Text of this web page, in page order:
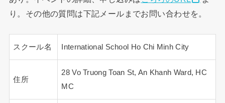
り。その他の質問は下記メールまでお問い合わせを。
スクール名 International School Ho Chi Minh City
住所
28 Vo Truong Toan St, An Khanh Ward, HC
MC